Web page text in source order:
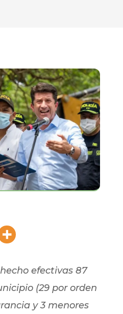
efectivas 87
(29 por orden
y 3 menores